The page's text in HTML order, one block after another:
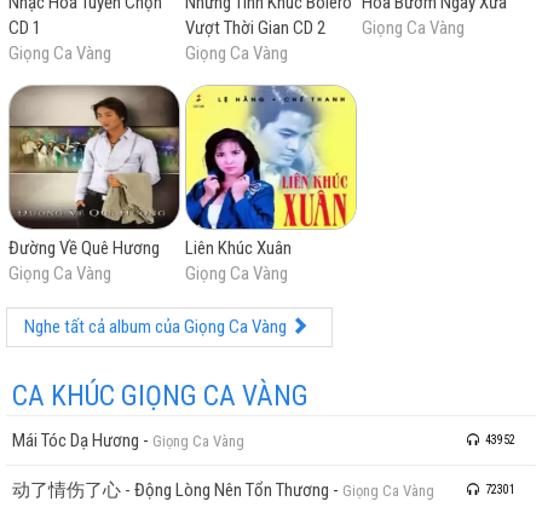
CD 1
Giọng Ca Vàng
Vượt Thời Gian CD 2
Giọng Ca Vàng
Giọng Ca Vàng
Đường Về Quê Hương
Giọng Ca Vàng
Liên Khúc Xuân
Giọng Ca Vàng
Nghe tất cả album của Giọng Ca Vàng
CA KHÚC GIỌNG CA VÀNG
Mái Tóc Dạ Hương - Giọng Ca Vàng 43952
动了情伤了心 - Động Lòng Nên Tổn Thương - Giọng Ca Vàng 72301